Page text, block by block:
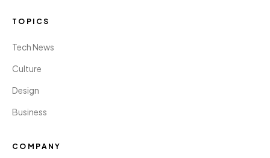
TOPICS
Tech News
Culture
Design
Business
COMPANY